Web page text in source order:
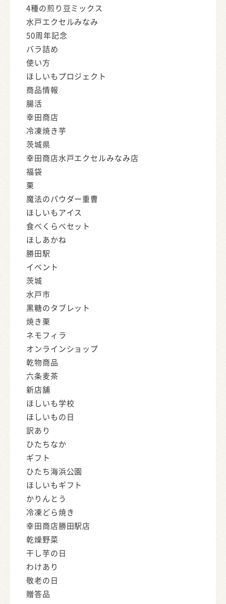
4種の煎り豆ミックス
水戸エクセルみなみ
50周年記念
バラ詰め
使い方
ほしいもプロジェクト
商品情報
腸活
幸田商店
冷凍焼き芋
茨城県
幸田商店水戸エクセルみなみ店
福袋
栗
魔法のパウダー重曹
ほしいもアイス
食べくらべセット
ほしあかね
勝田駅
イベント
茨城
水戸市
黒糖のタブレット
焼き栗
ネモフィラ
オンラインショップ
乾物商品
六条麦茶
新店舗
ほしいも学校
ほしいもの日
訳あり
ひたちなか
ギフト
ひたち海浜公園
ほしいもギフト
かりんとう
冷凍どら焼き
幸田商店勝田駅店
乾燥野菜
干し芋の日
わけあり
敬老の日
贈答品